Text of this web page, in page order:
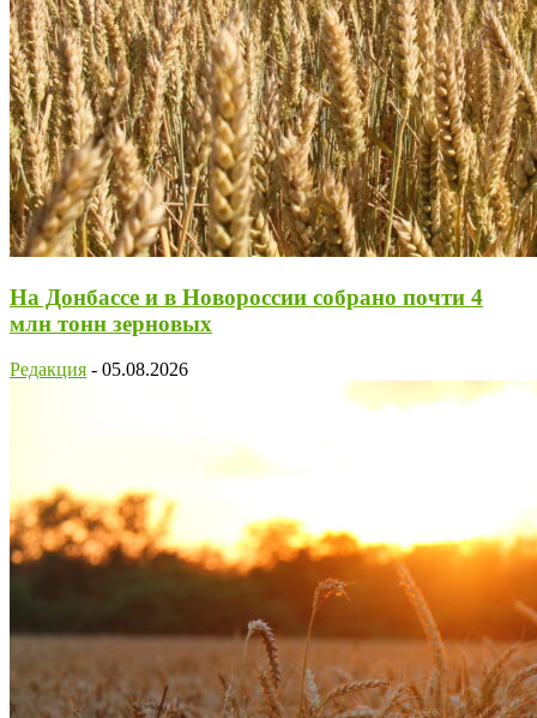
На Донбассе и в Новороссии собрано почти 4
млн тонн зерновых
Редакция - 05.08.2026